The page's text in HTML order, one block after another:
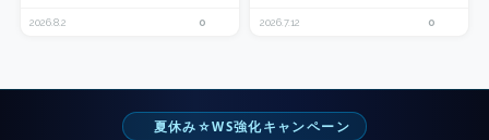
2026.8.2 0 2026.7.12 0
夏休み☆WS強化キャンペーン